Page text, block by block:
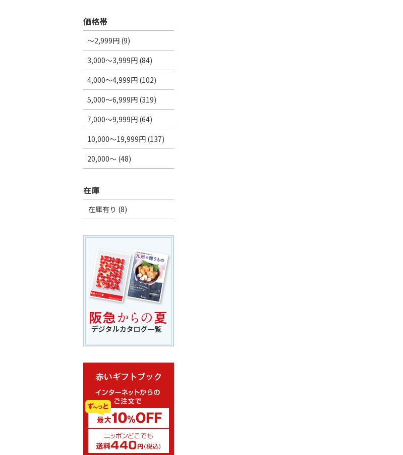
価格帯
～2,999円 (9)
3,000～3,999円 (84)
4,000～4,999円 (102)
5,000～6,999円 (319)
7,000～9,999円 (64)
10,000～19,999円 (137)
20,000～ (48)
在庫
在庫有り (8)